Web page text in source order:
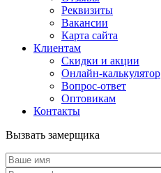
Реквизиты
Вакансии
Карта сайта
Клиентам
Скидки и акции
Онлайн-калькулятор
Вопрос-ответ
Оптовикам
Контакты
Вызвать замерщика